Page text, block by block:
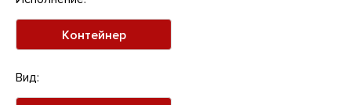
Контейнер
Вид: